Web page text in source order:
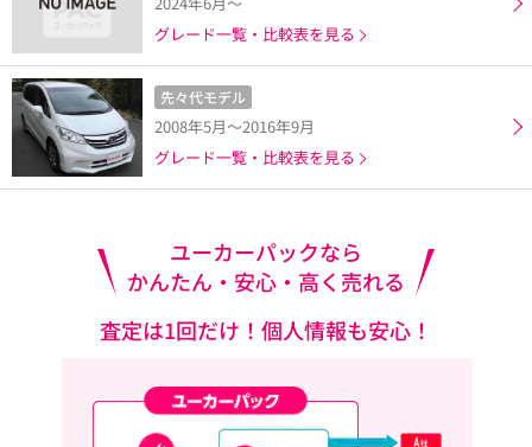
グレード一覧・比較表を見る
先々代モデル
2008年5月～2016年9月
グレード一覧・比較表を見る
ユーカーパックなら
かんたん・安心・高く売れる
査定は1回だけ！個人情報も安心！